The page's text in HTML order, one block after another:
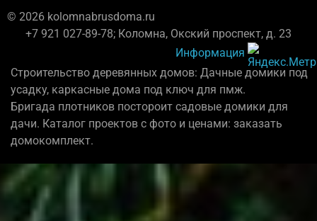
© 2026 kolomnabrusdoma.ru
+7 921 027-89-78; Коломна, Окский проспект, д. 23
Информация
Строительство деревянных домов: Дачные домики под
усадку, каркасные дома под ключ для пмж.
Бригада плотников постороит садовые домики для
дачи. Каталог проектов с фото и ценами: заказать
домокомплект.